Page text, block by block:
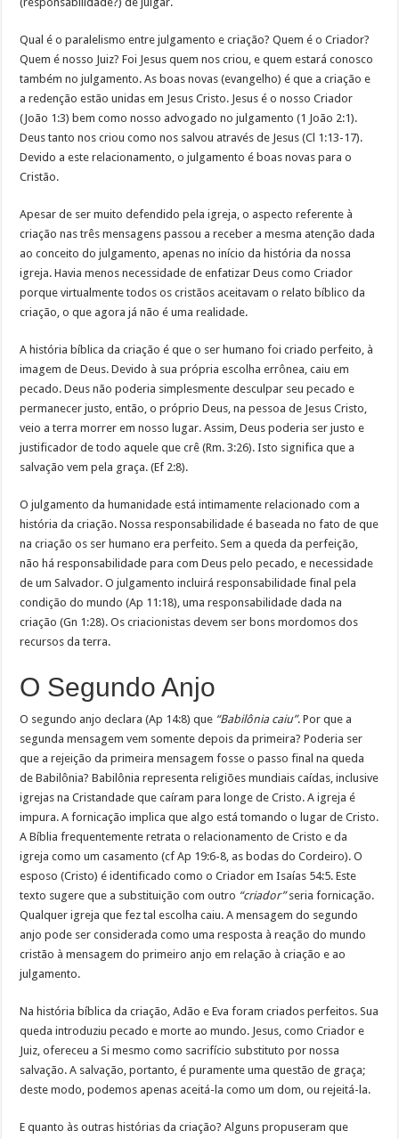
Qual é o paralelismo entre julgamento e criação? Quem é o Criador?
Quem é nosso Juiz? Foi Jesus quem nos criou, e quem estará conosco
também no julgamento. As boas novas (evangelho) é que a criação e
a redenção estão unidas em Jesus Cristo. Jesus é o nosso Criador
(João 1:3) bem como nosso advogado no julgamento (1 João 2:1).
Deus tanto nos criou como nos salvou através de Jesus (Cl 1:13-17).
Devido a este relacionamento, o julgamento é boas novas para o
Cristão.
Apesar de ser muito defendido pela igreja, o aspecto referente à
criação nas três mensagens passou a receber a mesma atenção dada
ao conceito do julgamento, apenas no início da história da nossa
igreja. Havia menos necessidade de enfatizar Deus como Criador
porque virtualmente todos os cristãos aceitavam o relato bíblico da
criação, o que agora já não é uma realidade.
A história bíblica da criação é que o ser humano foi criado perfeito, à
imagem de Deus. Devido à sua própria escolha errônea, caiu em
pecado. Deus não poderia simplesmente desculpar seu pecado e
permanecer justo, então, o próprio Deus, na pessoa de Jesus Cristo,
veio a terra morrer em nosso lugar. Assim, Deus poderia ser justo e
justificador de todo aquele que crê (Rm. 3:26). Isto significa que a
salvação vem pela graça. (Ef 2:8).
O julgamento da humanidade está intimamente relacionado com a
história da criação. Nossa responsabilidade é baseada no fato de que
na criação os ser humano era perfeito. Sem a queda da perfeição,
não há responsabilidade para com Deus pelo pecado, e necessidade
de um Salvador. O julgamento incluirá responsabilidade final pela
condição do mundo (Ap 11:18), uma responsabilidade dada na
criação (Gn 1:28). Os criacionistas devem ser bons mordomos dos
recursos da terra.
O Segundo Anjo
O segundo anjo declara (Ap 14:8) que “Babilônia caiu”. Por que a
segunda mensagem vem somente depois da primeira? Poderia ser
que a rejeição da primeira mensagem fosse o passo final na queda
de Babilônia? Babilônia representa religiões mundiais caídas, inclusive
igrejas na Cristandade que caíram para longe de Cristo. A igreja é
impura. A fornicação implica que algo está tomando o lugar de Cristo.
A Bíblia frequentemente retrata o relacionamento de Cristo e da
igreja como um casamento (cf Ap 19:6-8, as bodas do Cordeiro). O
esposo (Cristo) é identificado como o Criador em Isaías 54:5. Este
texto sugere que a substituição com outro “criador”seria fornicação.
Qualquer igreja que fez tal escolha caiu. A mensagem do segundo
anjo pode ser considerada como uma resposta à reação do mundo
cristão à mensagem do primeiro anjo em relação à criação e ao
julgamento.
Na história bíblica da criação, Adão e Eva foram criados perfeitos. Sua
queda introduziu pecado e morte ao mundo. Jesus, como Criador e
Juiz, ofereceu a Si mesmo como sacrifício substituto por nossa
salvação. A salvação, portanto, é puramente uma questão de graça;
deste modo, podemos apenas aceitá-la como um dom, ou rejeitá-la.
E quanto às outras histórias da criação? Alguns propuseram que